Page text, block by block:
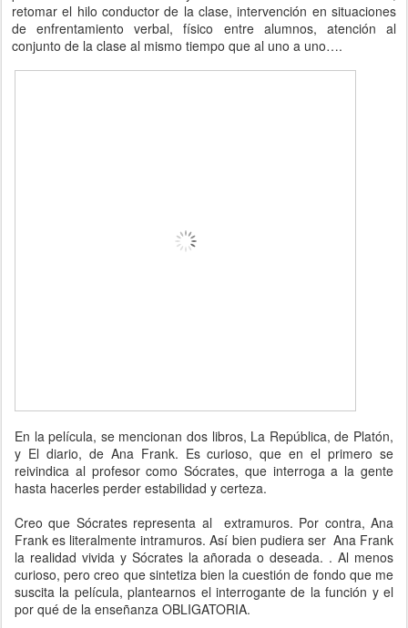
retomar el hilo conductor de la clase, intervención en situaciones
de enfrentamiento verbal, físico entre alumnos, atención al
conjunto de la clase al mismo tiempo que al uno a uno….
En la película, se mencionan dos libros, La República, de Platón,
y El diario, de Ana Frank. Es curioso, que en el primero se
reivindica al profesor como Sócrates, que interroga a la gente
hasta hacerles perder estabilidad y certeza.
Creo que Sócrates representa al extramuros. Por contra, Ana
Frank es literalmente intramuros. Así bien pudiera ser Ana Frank
la realidad vivida y Sócrates la añorada o deseada. . Al menos
curioso, pero creo que sintetiza bien la cuestión de fondo que me
suscita la película, plantearnos el interrogante de la función y el
por qué de la enseñanza OBLIGATORIA.